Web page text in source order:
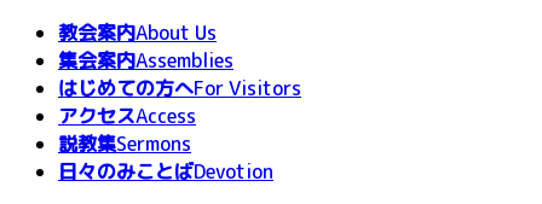
教会案内About Us
集会案内Assemblies
はじめての方へFor Visitors
アクセスAccess
説教集Sermons
日々のみことばDevotion